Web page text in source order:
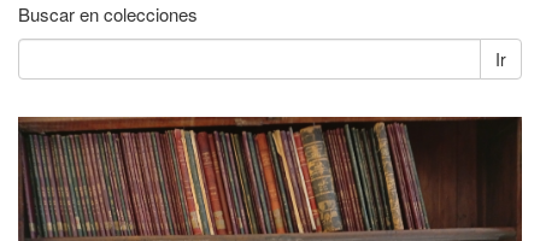
Buscar en colecciones
Ir